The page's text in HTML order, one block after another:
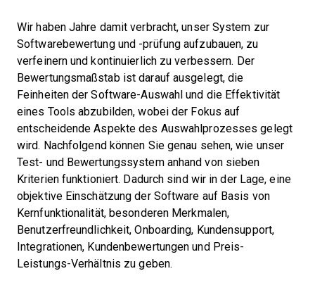
Wir haben Jahre damit verbracht, unser System zur
Softwarebewertung und -prüfung aufzubauen, zu
verfeinern und kontinuierlich zu verbessern. Der
Bewertungsmaßstab ist darauf ausgelegt, die
Feinheiten der Software-Auswahl und die Effektivität
eines Tools abzubilden, wobei der Fokus auf
entscheidende Aspekte des Auswahlprozesses gelegt
wird. Nachfolgend können Sie genau sehen, wie unser
Test- und Bewertungssystem anhand von sieben
Kriterien funktioniert. Dadurch sind wir in der Lage, eine
objektive Einschätzung der Software auf Basis von
Kernfunktionalität, besonderen Merkmalen,
Benutzerfreundlichkeit, Onboarding, Kundensupport,
Integrationen, Kundenbewertungen und Preis-
Leistungs-Verhältnis zu geben.